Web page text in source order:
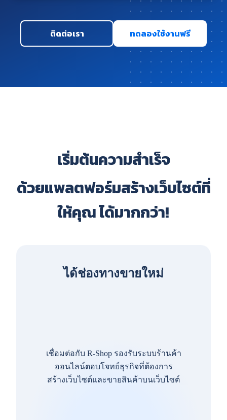
ติดต่อเรา ทดลองใช้งานฟรี
เริ่มต้นความสำเร็จ
ด้วยแพลตฟอร์มสร้างเว็บไซต์ที่
ให้คุณ ได้มากกว่า!
ได้ช่องทางขายใหม่
เชื่อมต่อกับ R-Shop รองรับระบบร้านค้า
ออนไลน์ตอบโจทย์ธุรกิจที่ต้องการ
สร้างเว็บไซต์และขายสินค้าบนเว็บไซต์